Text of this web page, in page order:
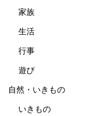
家族
生活
行事
遊び
自然・いきもの
いきもの